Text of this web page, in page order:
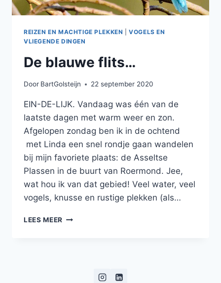
REIZEN EN MACHTIGE PLEKKEN |VOGELS EN
VLIEGENDE DINGEN
De blauwe flits…
Door BartGolsteijn 22 september 2020
EIN-DE-LIJK. Vandaag was één van de
laatste dagen met warm weer en zon.
Afgelopen zondag ben ik in de ochtend
met Linda een snel rondje gaan wandelen
bij mijn favoriete plaats: de Asseltse
Plassen in de buurt van Roermond. Jee,
wat hou ik van dat gebied! Veel water, veel
vogels, knusse en rustige plekken (als…
LEES MEER DE